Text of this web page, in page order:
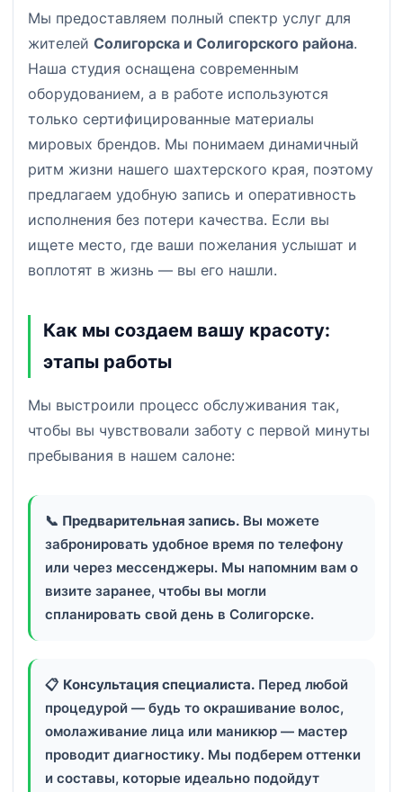
Мы предоставляем полный спектр услуг для
жителей Солигорска и Солигорского района.
Наша студия оснащена современным
оборудованием, а в работе используются
только сертифицированные материалы
мировых брендов. Мы понимаем динамичный
ритм жизни нашего шахтерского края, поэтому
предлагаем удобную запись и оперативность
исполнения без потери качества. Если вы
ищете место, где ваши пожелания услышат и
воплотят в жизнь — вы его нашли.
Как мы создаем вашу красоту:
этапы работы
Мы выстроили процесс обслуживания так,
чтобы вы чувствовали заботу с первой минуты
пребывания в нашем салоне:
📞 Предварительная запись. Вы можете
забронировать удобное время по телефону
или через мессенджеры. Мы напомним вам о
визите заранее, чтобы вы могли
спланировать свой день в Солигорске.
📋 Консультация специалиста. Перед любой
процедурой — будь то окрашивание волос,
омолаживание лица или маникюр — мастер
проводит диагностику. Мы подберем оттенки
и составы, которые идеально подойдут